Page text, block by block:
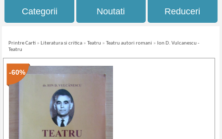
Categorii Noutati Reduceri
Printre Carti » Literatura si critica »Teatru »Teatru autori romani » Ion D. Vulcanescu -
Teatru
-60%